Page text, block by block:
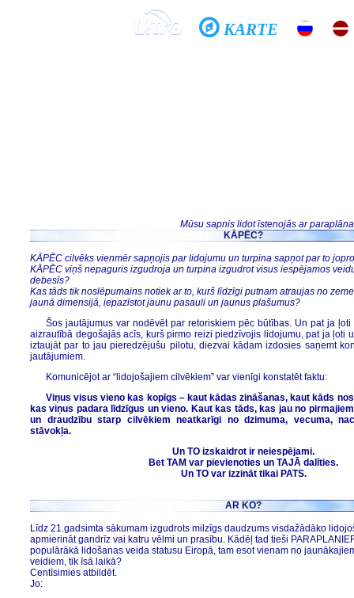
KARTE
Mūsu sapnis lidot īstenojās ar
KĀPĒC?
KĀPĒC cilvēks vienmēr sapņojis par lidojumu un turpina sapņot par to
KĀPĒC viņš nepaguris izgudroja un turpina izgudrot visus iespējamos
debesīs?
Kas tāds tik noslēpumains notiek ar to, kurš līdzīgi putnam atraujas no
jaunā dimensijā, iepazīstot jaunu pasauli un jaunus plašumus?
Šos jautājumus var nodēvēt par retoriskiem pēc būtības. Un pat ja
aizrautībā degošajās acīs, kurš pirmo reizi piedzīvojis lidojumu, pat ja ļoti
iztaujāt par to jau pieredzējušu pilotu, diezvai kādam izdosies saņemt
jautājumiem.
Komunicējot ar “lidojošajiem cilvēkiem” var vienīgi konstatēt faktu:
Viņus visus vieno kas kopīgs – kaut kādas zināšanas, kaut kāds
kas viņus padara līdzīgus un vieno. Kaut kas tāds, kas jau no
un draudzību starp cilvēkiem neatkarīgi no dzimuma, vecuma,
stāvokļa.
Un TO izskaidrot ir neiespējami.
Bet TAM var pievienoties un TAJĀ dalīties.
Un TO var izzināt tikai PATS.
AR KO?
Līdz 21.gadsimta sākumam izgudrots milzīgs daudzums visdažādāko
apmierināt gandrīz vai katru vēlmi un prasību. Kādēļ tad tieši
populārākā lidošanas veida statusu Eiropā, tam esot vienam no
veidiem, tik īsā laikā?
Centīsimies atbildēt.
Jo: